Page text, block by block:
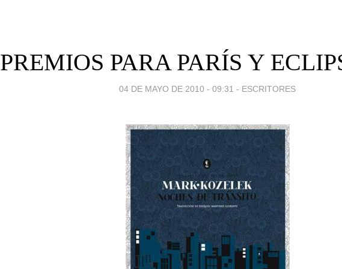
PREMIOS PARA PARÍS Y
04 DE MAYO DE 2010 - 09:31 - ESCRITORES